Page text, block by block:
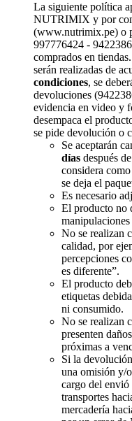
La siguiente política
NUTRIMIX y por
(www.nutrimix.pe) o
997776424 -
comprados en
serán realizadas de
condiciones, se
devoluciones
evidencia en video y
desempaca el
se pide devolución o
Se aceptarán
días después
considera
se deja el
Es necesario
El producto no
No se realizan
calidad, por
percepciones
es diferente”.
El producto
etiquetas
ni consumido.
No se realizan
presenten
próximas a
Si la
una omisión y/
cargo del envió
transportes
mercadería